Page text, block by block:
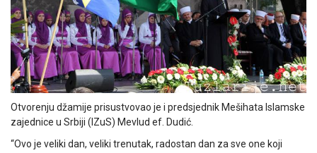
Otvorenju džamije prisustvovao je i predsjednik Mešihata Islamske
zajednice u Srbiji (IZuS) Mevlud ef. Dudić.
“Ovo je veliki dan, veliki trenutak, radostan dan za sve one koji